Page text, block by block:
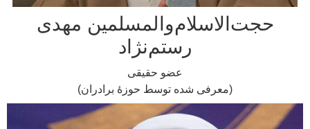
حجت‌الاسلام‌والمسلمین مهدی
رستم‌نژاد
عضو حقیقی
(معرفی شده توسط حوزۀ برادران)